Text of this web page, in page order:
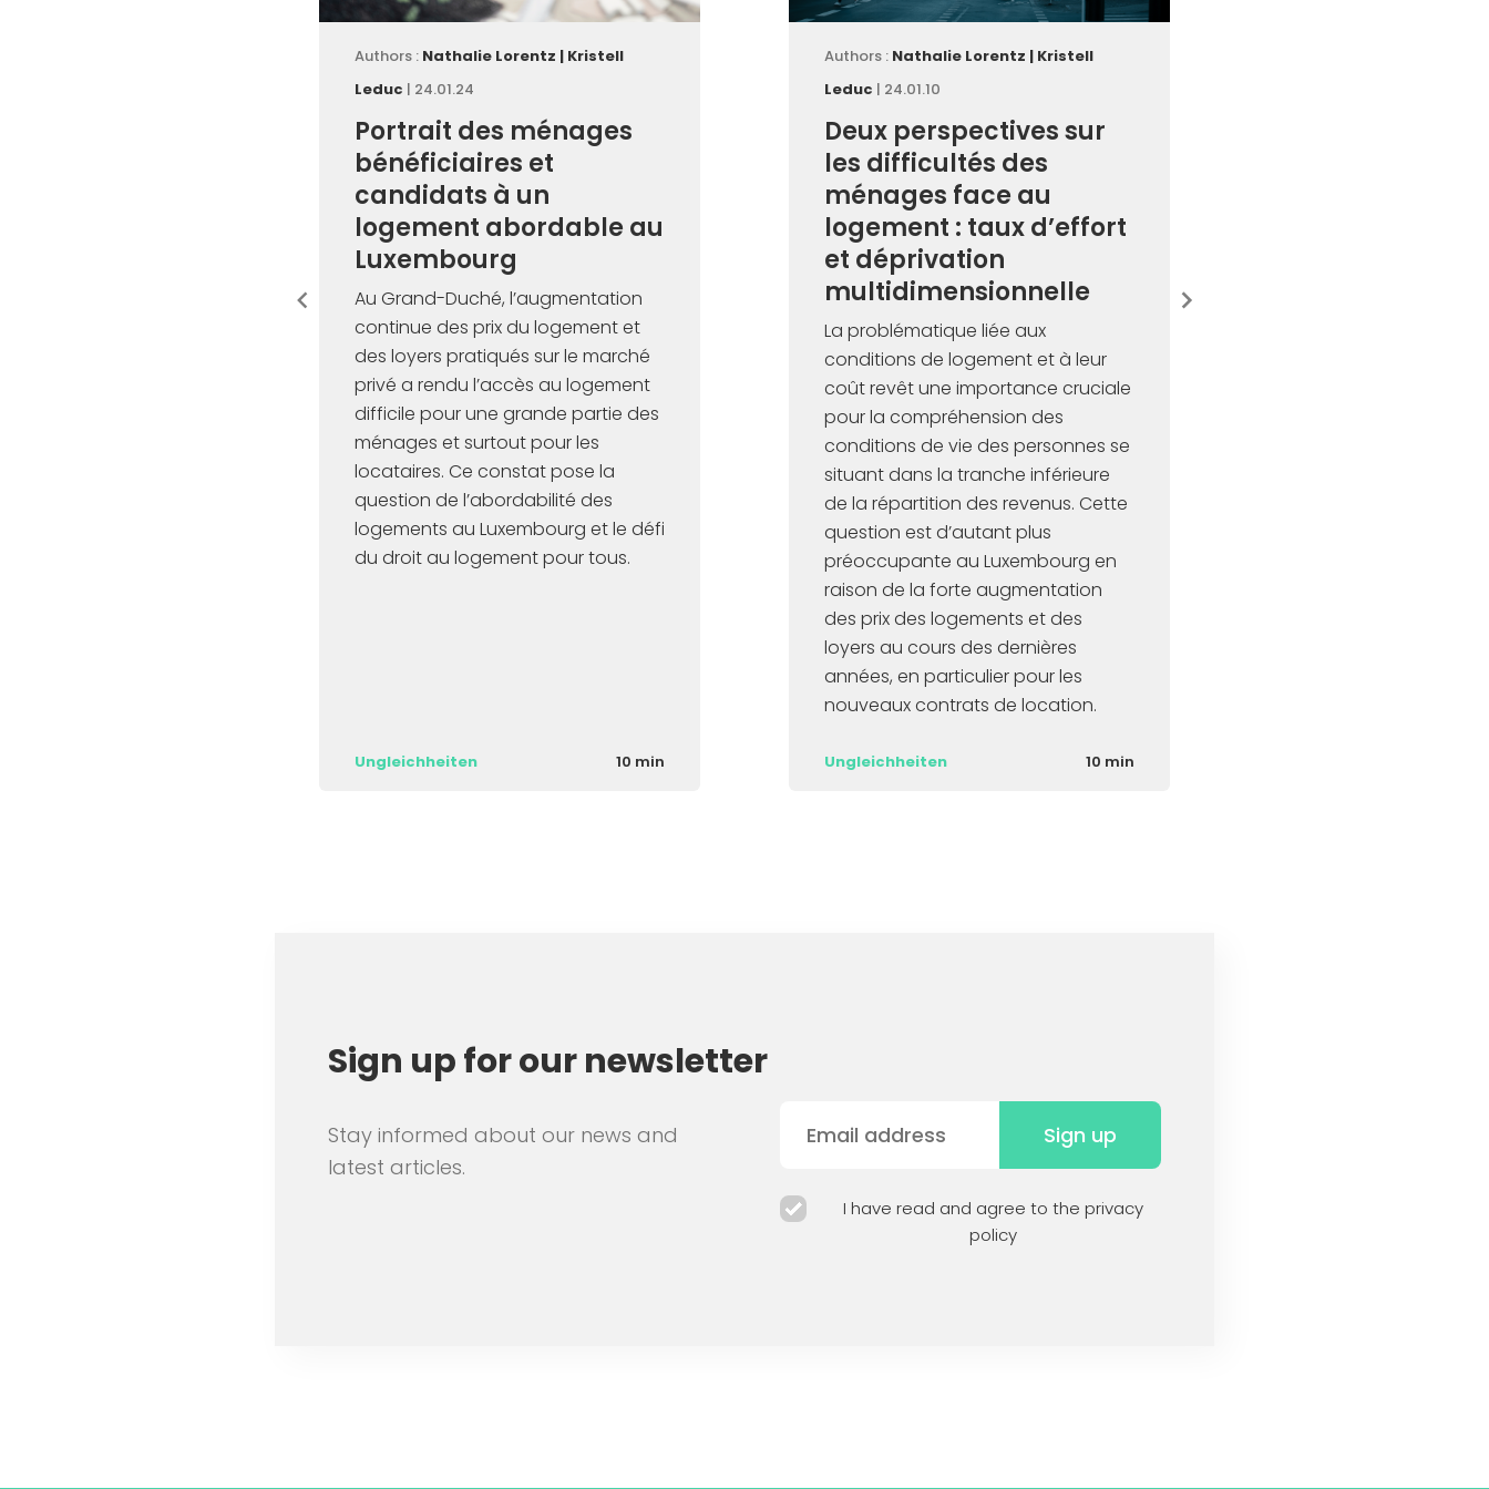
Authors : Nathalie Lorentz | Kristell
Leduc | 24.01.24
Portrait des ménages
bénéficiaires et
candidats à un
logement abordable au
Luxembourg
Au Grand-Duché, l’augmentation
continue des prix du logement et
des loyers pratiqués sur le marché
privé a rendu l’accès au logement
difficile pour une grande partie des
ménages et surtout pour les
locataires. Ce constat pose la
question de l’abordabilité des
logements au Luxembourg et le défi
du droit au logement pour tous.
Ungleichheiten 10 min
Authors : Nathalie Lorentz | Kristell
Leduc | 24.01.10
Deux perspectives sur
les difficultés des
ménages face au
logement : taux d’effort
et déprivation
multidimensionnelle
La problématique liée aux
conditions de logement et à leur
coût revêt une importance cruciale
pour la compréhension des
conditions de vie des personnes se
situant dans la tranche inférieure
de la répartition des revenus. Cette
question est d’autant plus
préoccupante au Luxembourg en
raison de la forte augmentation
des prix des logements et des
loyers au cours des dernières
années, en particulier pour les
nouveaux contrats de location.
Ungleichheiten 10 min
Sign up for our newsletter
Stay informed about our news and
latest articles.
Sign up
I have read and agree to the privacy
policy